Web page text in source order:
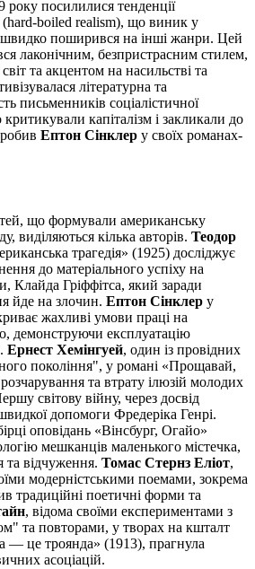
року посилилися тенденції
(hard-boiled realism), що виник у
швидко поширився на інші жанри. Цей
лаконічним, безпристрасним стилем,
та акцентом на насильстві та
літературна та
письменників соціалістичної
критикували капіталізм і закликали до
Ептон Сінклер у своїх романах-
що формували американську
виділяються кілька авторів. Теодор
трагедія» (1925) досліджує
до матеріального успіху на
Клайда Гріффітса, який заради
йде на злочин. Ептон Сінклер у
жахливі умови праці на
демонструючи експлуатацію
Ернест Хемінгуей, один із провідних
покоління", у романі «Прощавай,
та втрату ілюзій молодих
світову війну, через досвід
допомоги Фредеріка Генрі.
оповідань «Вінсбург, Огайо»
мешканців маленького містечка,
та відчуження. Томас Стернз Еліот,
модерністськими поемами, зокрема
традиційні поетичні форми та
, відома своїми експериментами з
та повторами, у творах на кшталт
— це троянда» (1913), прагнула
асоціацій.